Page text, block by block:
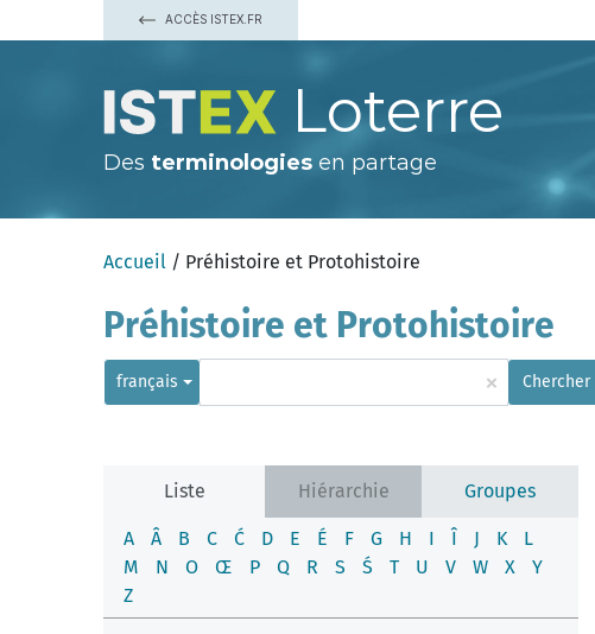
ACCÈS ISTEX.FR
Loterre
Des terminologies en partage
Accueil / Préhistoire et Protohistoire
Préhistoire et Protohistoire
français × Chercher
Liste Hiérarchie Groupes
A Â B C Ć D E É F G H I Î J K
L
M
N O Œ P Q R S Ś T U V W X
Y
Z